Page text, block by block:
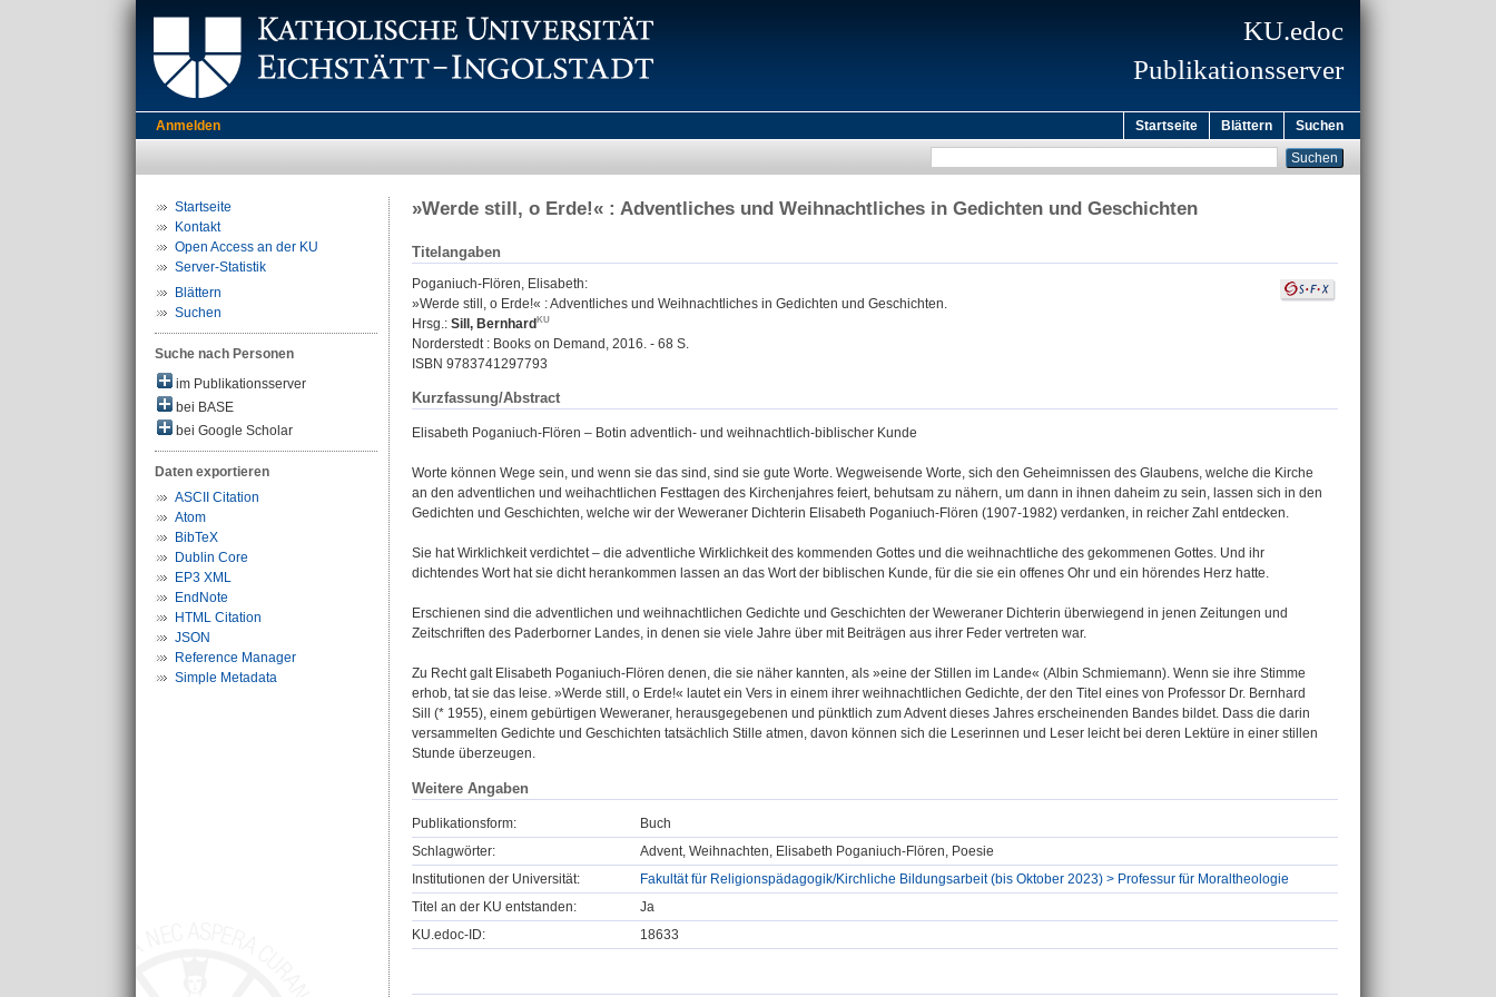
KU.edoc
Publikationsserver
Anmelden Startseite Blättern Suchen
Startseite
Kontakt
Open Access an der KU
Server-Statistik
Blättern
Suchen
Suche nach Personen
im Publikationsserver
bei BASE
bei Google Scholar
Daten exportieren
ASCII Citation
Atom
BibTeX
Dublin Core
EP3 XML
EndNote
HTML Citation
JSON
Reference Manager
Simple Metadata
»Werde still, o Erde!« : Adventliches und Weihnachtliches in Gedichten und Geschichten
Titelangaben
Poganiuch-Flören, Elisabeth:
»Werde still, o Erde!« : Adventliches und Weihnachtliches in Gedichten und Geschichten.
Hrsg.: Sill, Bernhard
Norderstedt : Books on Demand, 2016. - 68 S.
ISBN 9783741297793
Kurzfassung/Abstract
Elisabeth Poganiuch-Flören – Botin adventlich- und weihnachtlich-biblischer Kunde
Worte können Wege sein, und wenn sie das sind, sind sie gute Worte. Wegweisende Worte, sich den Geheimnissen des Glaubens, welche die Kirche
an den adventlichen und weihachtlichen Festtagen des Kirchenjahres feiert, behutsam zu nähern, um dann in ihnen daheim zu sein, lassen sich in den
Gedichten und Geschichten, welche wir der Weweraner Dichterin Elisabeth Poganiuch-Flören (1907-1982) verdanken, in reicher Zahl entdecken.
Sie hat Wirklichkeit verdichtet – die adventliche Wirklichkeit des kommenden Gottes und die weihnachtliche des gekommenen Gottes. Und ihr
dichtendes Wort hat sie dicht herankommen lassen an das Wort der biblischen Kunde, für die sie ein offenes Ohr und ein hörendes Herz hatte.
Erschienen sind die adventlichen und weihnachtlichen Gedichte und Geschichten der Weweraner Dichterin überwiegend in jenen Zeitungen und
Zeitschriften des Paderborner Landes, in denen sie viele Jahre über mit Beiträgen aus ihrer Feder vertreten war.
Zu Recht galt Elisabeth Poganiuch-Flören denen, die sie näher kannten, als »eine der Stillen im Lande« (Albin Schmiemann). Wenn sie ihre Stimme
erhob, tat sie das leise. »Werde still, o Erde!« lautet ein Vers in einem ihrer weihnachtlichen Gedichte, der den Titel eines von Professor Dr. Bernhard
Sill (* 1955), einem gebürtigen Weweraner, herausgegebenen und pünktlich zum Advent dieses Jahres erscheinenden Bandes bildet. Dass die darin
versammelten Gedichte und Geschichten tatsächlich Stille atmen, davon können sich die Leserinnen und Leser leicht bei deren Lektüre in einer stillen
Stunde überzeugen.
Weitere Angaben
Publikationsform:
Buch
Schlagwörter:
Advent, Weihnachten, Elisabeth Poganiuch-Flören, Poesie
Institutionen der Universität:
Fakultät für Religionspädagogik/Kirchliche Bildungsarbeit (bis Oktober 2023) > Professur für Moraltheologie
Titel an der KU entstanden:
Ja
KU.edoc-ID:
18633